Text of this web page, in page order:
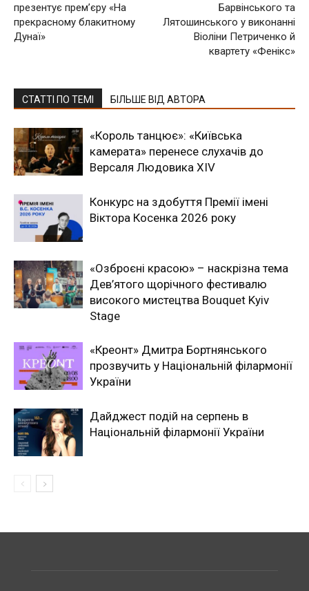
презентує премʼєру «На
прекрасному блакитному
Дунаї»
Барвінського та
Лятошинського у виконанні
Віоліни Петриченко й
квартету «Фенікс»
СТАТТІ ПО ТЕМІ БІЛЬШЕ ВІД АВТОРА
«Король танцює»: «Київська
камерата» перенесе слухачів до
Версаля Людовика XIV
Конкурс на здобуття Премії імені
Віктора Косенка 2026 року
«Озброєні красою» – наскрізна тема
Дев’ятого щорічного фестивалю
високого мистецтва Bouquet Kyiv
Stage
«Креонт» Дмитра Бортнянського
прозвучить у Національній філармонії
України
Дайджест подій на серпень в
Національній філармонії України